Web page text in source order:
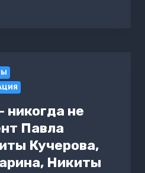
никогда не
Павла
Кучерова,
Никиты